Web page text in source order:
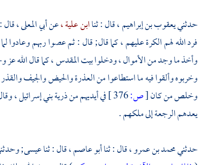
حدثنييعقوب بن إبراهيم ،قال : ثناابن علية ،عنأبي المعلى ،
فرد الله لهم الكرة عليهم ، كما قال; قال : ثم عصوا ربهم وعادوا
وأخذ ما وجد من الأموال ، ودخلوابيت المقدس ،كما قال الله
وخربوه وألقوا فيه ما استطاعوا من العذرة والحيض والجيف
وخلص من كان[ص:376 ] في أيديهم من ذريةبني إسرائيل ،
يعدهم الرجعة إلى ملكهم .
حدثنيمحمد بن عمرو ،قال : ثناأبو عاصم ،قال : ثناعيسى;